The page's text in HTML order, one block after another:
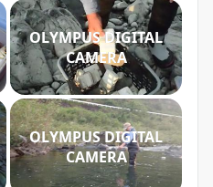
OLYMPUS DIGITAL
CAMERA
OLYMPUS DIGITAL
CAMERA